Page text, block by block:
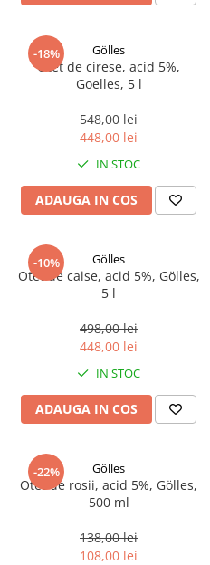
-18% Gölles
Otet de cirese, acid 5%,
Goelles, 5 l
548,00 lei
448,00 lei
IN STOC
ADAUGA IN COS
-10% Gölles
Otet de caise, acid 5%, Gölles,
5 l
498,00 lei
448,00 lei
IN STOC
ADAUGA IN COS
-22% Gölles
Otet de rosii, acid 5%, Gölles,
500 ml
138,00 lei
108,00 lei